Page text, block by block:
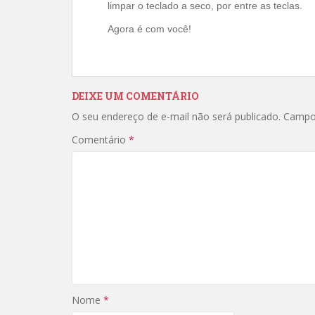
limpar o teclado a seco, por entre as teclas.
Agora é com você!
DEIXE UM COMENTÁRIO
O seu endereço de e-mail não será publicado.
Comentário *
Nome *